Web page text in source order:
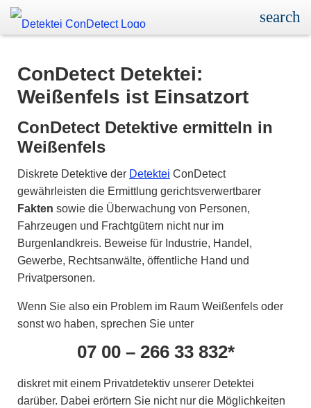
ConDetect Detektei:
Weißenfels ist Einsatzort
ConDetect Detektive ermitteln in
Weißenfels
Diskrete Detektive der Detektei ConDetect
gewährleisten die Ermittlung gerichtsverwertbarer
Fakten sowie die Überwachung von Personen,
Fahrzeugen und Frachtgütern nicht nur im
Burgenlandkreis. Beweise für Industrie, Handel,
Gewerbe, Rechtsanwälte, öffentliche Hand und
Privatpersonen.
Wenn Sie also ein Problem im Raum Weißenfels oder
sonst wo haben, sprechen Sie unter
07 00 – 266 33 832*
diskret mit einem Privatdetektiv unserer Detektei
darüber. Dabei erörtern Sie nicht nur die Möglichkeiten